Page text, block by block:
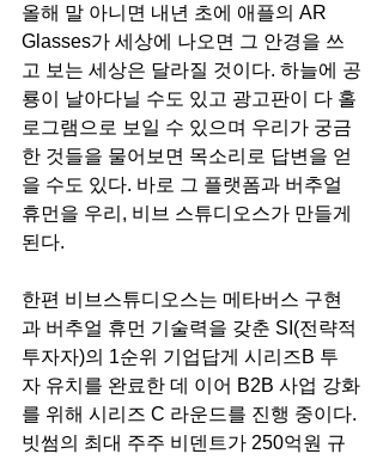
올해 말 아니면 내년 초에 애플의 AR
Glasses가 세상에 나오면 그 안경을 쓰
고 보는 세상은 달라질 것이다. 하늘에 공
룡이 날아다닐 수도 있고 광고판이 다 홀
로그램으로 보일 수 있으며 우리가 궁금
한 것들을 물어보면 목소리로 답변을 얻
을 수도 있다. 바로 그 플랫폼과 버추얼
휴먼을 우리, 비브 스튜디오스가 만들게
된다.
한편 비브스튜디오스는 메타버스 구현
과 버추얼 휴먼 기술력을 갖춘 SI(전략적
투자자)의 1순위 기업답게 시리즈B 투
자 유치를 완료한 데 이어 B2B 사업 강화
를 위해 시리즈 C 라운드를 진행 중이다.
빗썸의 최대 주주 비덴트가 250억원 규